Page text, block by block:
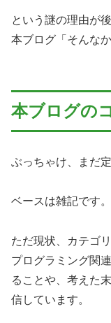
という謎の理由が
本ブログ「そんな
本ブログの
ぶっちゃけ、まだ
ベースは雑記です。
ただ現状、カテゴ
プログラミング関
ることや、考えた
信しています。